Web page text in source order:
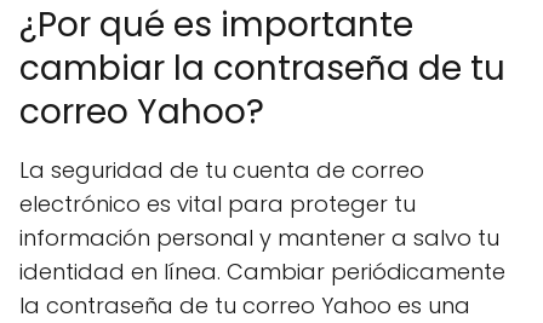
¿Por qué es importante
cambiar la contraseña de tu
correo Yahoo?
La seguridad de tu cuenta de correo
electrónico es vital para proteger tu
información personal y mantener a salvo tu
identidad en línea. Cambiar periódicamente
la contraseña de tu correo Yahoo es una